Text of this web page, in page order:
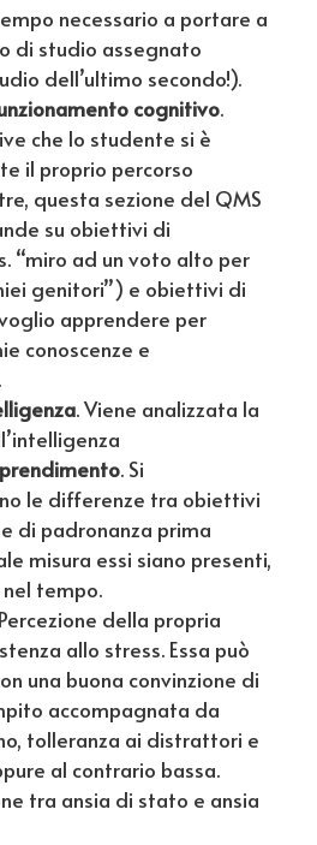
necessario a portare a
di studio assegnato
dell’ultimo secondo!).
cognitivo.
che lo studente si è
il proprio percorso
questa sezione del QMS
su obiettivi di
“miro ad un voto alto per
genitori”) e obiettivi di
apprendere per
conoscenze e
. Viene analizzata la
. Si
le differenze tra obiettivi
di padronanza prima
misura essi siano presenti,
tempo.
della propria
allo stress. Essa può
una buona convinzione di
accompagnata da
tolleranza ai distrattori e
al contrario bassa.
tra ansia di stato e ansia